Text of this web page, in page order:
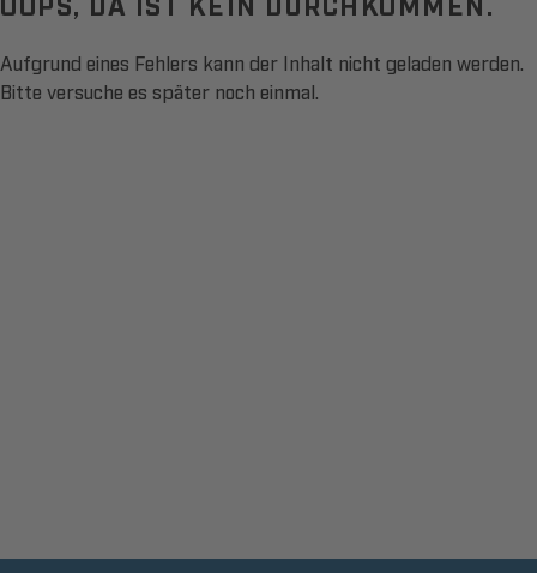
Aufgrund eines Fehlers kann der Inhalt nicht geladen werden.
Bitte versuche es später noch einmal.